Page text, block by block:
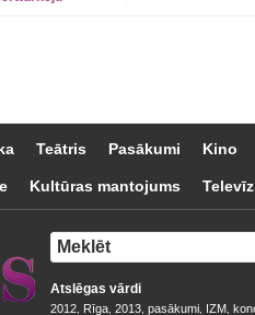
Teātris Pasākumi Kino
Kultūras mantojums
Atslēgas vārdi
2012 Rīga 2013 pasākumi IZM